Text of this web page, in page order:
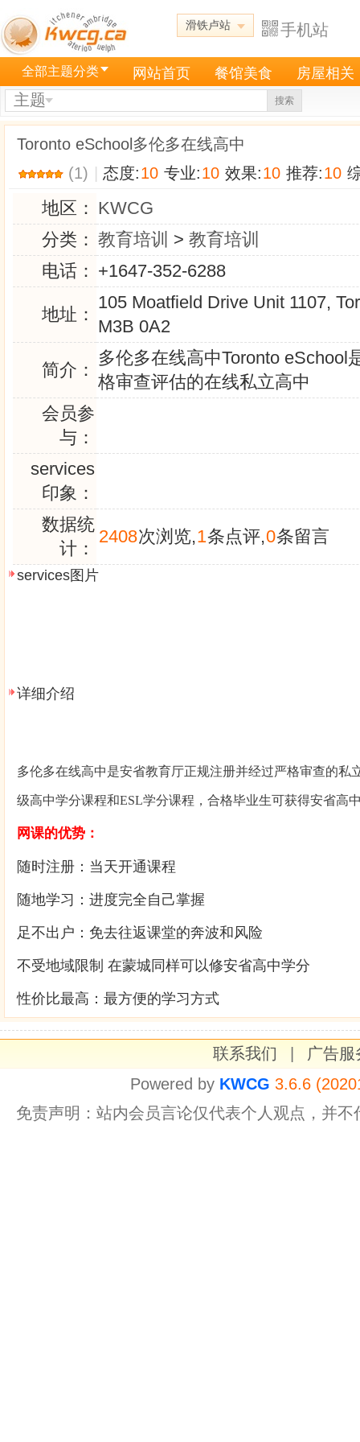
滑铁卢站 手机站
全部主题分类 网站首页 餐馆美食 房屋相关
主题 搜索
Toronto eSchool多伦多在线高中
(1)
态度:10 专业:10 效果:10 推荐:10
地区： KWCG
分类： 教育培训 > 教育培训
电话： +1647-352-6288
地址：
105 Moatfield Drive Unit 1107,
M3B 0A2
简介：
多伦多在线高中Toronto eSchool
格审查评估的在线私立高中
会员参
与：
services
印象：
数据统
计：
2408次浏览,1条点评,0条留言
services图片
详细介绍
多伦多在线高中是安省教育厅正规注册并经过严格审查的私
级高中学分课程和ESL学分课程，合格毕业生可获得安省高
网课的优势：
随时注册： 当天开通课程
随地学习： 进度完全自己掌握
足不出户： 免去往返课堂的奔波和风险
不受地域限制 在蒙城同样可以修安省高中学分
性价比最高： 最方便的学习方式
联系我们
广告服
Powered by KWCG 3.6.6
免责声明：站内会员言论仅代表个人观点，并